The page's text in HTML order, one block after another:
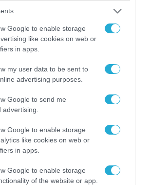
Google to enable storage
like cookies on web or
in apps.
my user data to be sent to
advertising purposes.
Google to send me
Google to enable storage
like cookies on web or
in apps.
Google to enable storage
of the website or app.
μετά από χτύπημα με
Zircon: Σοκαρισμένος
τη στιγμή (βίντεο)